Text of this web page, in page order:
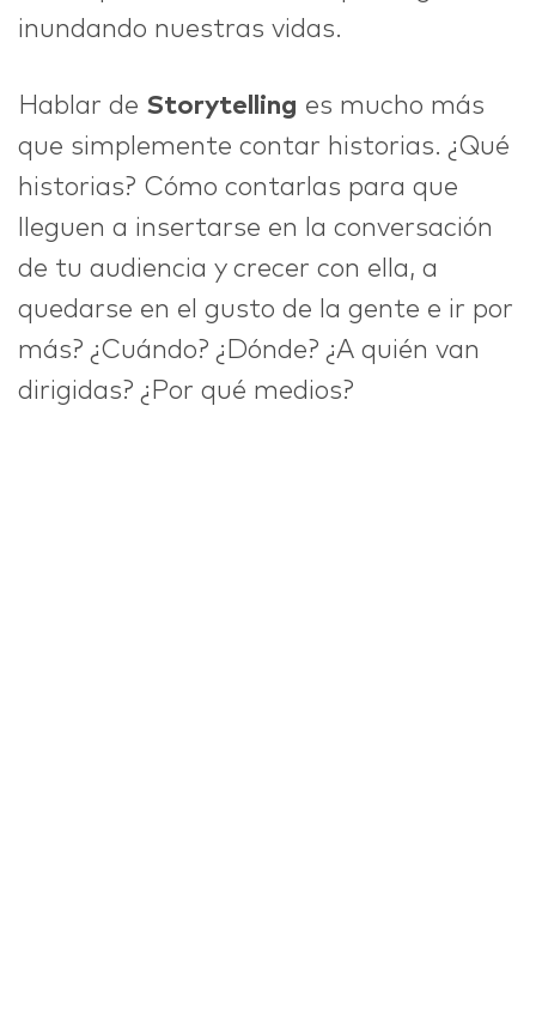
inundando nuestras vidas.
Hablar de Storytelling es mucho más
que simplemente contar historias. ¿Qué
historias? Cómo contarlas para que
lleguen a insertarse en la conversación
de tu audiencia y crecer con ella, a
quedarse en el gusto de la gente e ir por
más? ¿Cuándo? ¿Dónde? ¿A quién van
dirigidas? ¿Por qué medios?